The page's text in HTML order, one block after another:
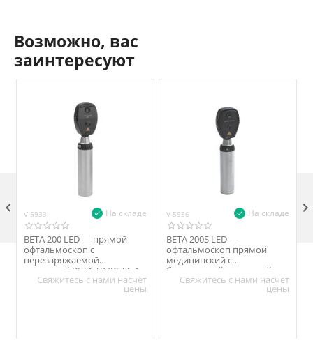
Возможно, вас
заинтересуют
V-5933 На складе
BETA 200 LED — прямой
офтальмоскоп с
перезаряжаемой
рукояткой BETA ТR (BETA 4
USB)Свяжитесь с нами насчёт
цены
V-5936 На складе
BETA 200S LED —
офтальмоскоп прямой
медицинский с
батареечной рукояткой
BETAСвяжитесь с нами насчёт
цены
 